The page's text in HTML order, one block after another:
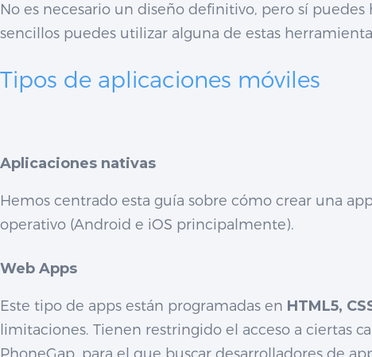
No es necesario un diseño definitivo, pero sí
sencillos puedes utilizar alguna de estas
Tipos de aplicaciones móviles
Aplicaciones nativas
Hemos centrado esta guía sobre cómo crear una
operativo (Android e iOS principalmente).
Web Apps
Este tipo de apps están programadas en HTML5,
limitaciones. Tienen restringido el acceso a ciertas